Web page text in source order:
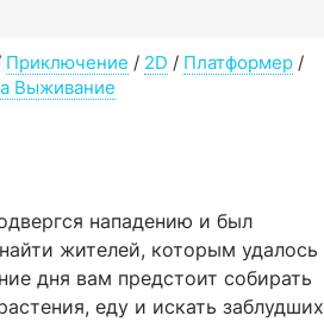
Приключение / 2D / Платформер /
Выживание
нападению и был
жителей, которым удалось
дня вам предстоит собирать
еду и искать заблудших